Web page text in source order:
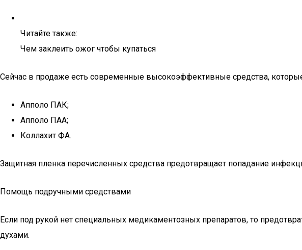
Читайте также:
Чем заклеить ожог чтобы купаться
Сейчас в продаже есть современные высокоэффективные средства,
Апполо ПАК;
Апполо ПАА;
Коллахит ФА.
Защитная пленка перечисленных средства предотвращает попадание
Помощь подручными средствами
Если под рукой нет специальных медикаментозных препаратов, то
духами.